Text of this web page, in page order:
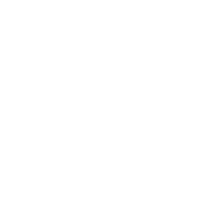
理系女子生徒向